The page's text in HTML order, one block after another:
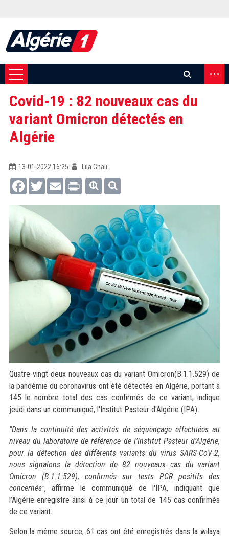
...
Covid-19 : 82 nouveaux cas du
variant Omicron détectés en
Algérie
13-01-2022 16:25
Lila Ghali
FacebookTwitterEmail Print
Quatre-vingt-deux nouveaux cas du variant Omicron(B.1.1.529) de
la pandémie du coronavirus ont été détectés en Algérie, portant à
145 le nombre total des cas confirmés de ce variant, indique
jeudi dans un communiqué, l'Institut Pasteur d'Algérie (IPA).
"Dans la continuité des activités de séquençage effectuées au
niveau du laboratoire de référence de l’Institut Pasteur d’Algérie,
pour la détection des différents variants du virus SARS-CoV-2,
nous signalons la détection de 82 nouveaux cas du variant
Omicron (B.1.1.529), confirmés sur tests PCR positifs des
concernés", affirme le communiqué de l'IPA, indiquant que
l’Algérie enregistre ainsi à ce jour un total de 145 cas confirmés
de ce variant.
Selon la même source, 61 cas ont été enregistrés dans la wilaya